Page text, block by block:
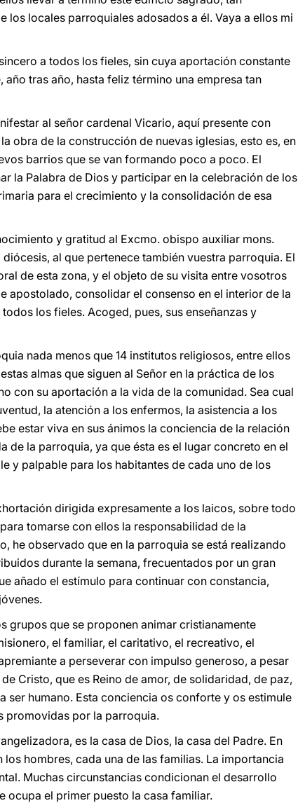
locales parroquiales adosados a él. Vaya a ellos mi
a todos los fieles, sin cuya aportación constante
tras año, hasta feliz término una empresa tan
al señor cardenal Vicario, aquí presente con
obra de la construcción de nuevas iglesias, esto es, en
barrios que se van formando poco a poco. El
la Palabra de Dios y participar en la celebración de los
para el crecimiento y la consolidación de esa
y gratitud al Excmo. obispo auxiliar mons.
al que pertenece también vuestra parroquia. El
de esta zona, y el objeto de su visita entre vosotros
apostolado, consolidar el consenso en el interior de la
los fieles. Acoged, pues, sus enseñanzas y
nada menos que 14 institutos religiosos, entre ellos
almas que siguen al Señor en la práctica de los
con su aportación a la vida de la comunidad. Sea cual
la atención a los enfermos, la asistencia a los
estar viva en sus ánimos la conciencia de la relación
la parroquia, ya que ésta es el lugar concreto en el
y palpable para los habitantes de cada uno de los
dirigida expresamente a los laicos, sobre todo
tomarse con ellos la responsabilidad de la
he observado que en la parroquia se está realizando
durante la semana, frecuentados por un gran
añado el estímulo para continuar con constancia,
grupos que se proponen animar cristianamente
el familiar, el caritativo, el recreativo, el
a perseverar con impulso generoso, a pesar
Cristo, que es Reino de amor, de solidaridad, de paz,
ser humano. Esta conciencia os conforte y os estimule
promovidas por la parroquia.
es la casa de Dios, la casa del Padre. En
hombres, cada una de las familias. La importancia
Muchas circunstancias condicionan el desarrollo
ocupa el primer puesto la casa familiar.